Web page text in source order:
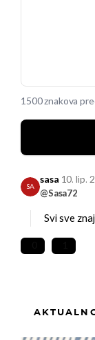
1500 znakova
SA
sasa
@Sasa72
10. lip.
Svi sve